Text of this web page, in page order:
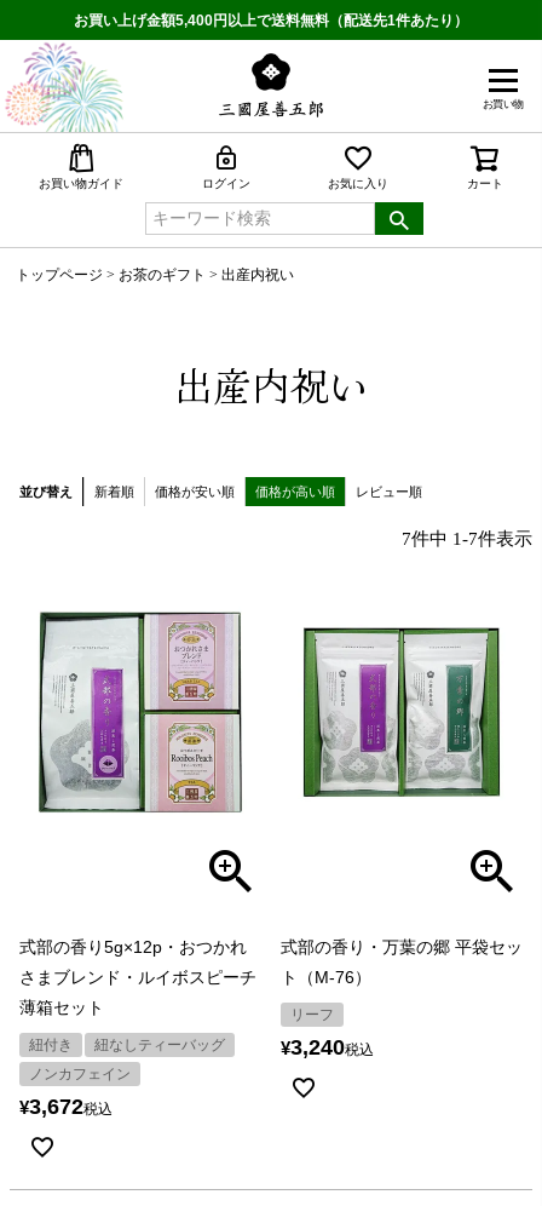
お買い上げ金額5,400円以上で送料無料（配送先1件あたり）
お買い物
お買い物ガイド ログイン お気に入り カート
トップページ お茶のギフト 出産内祝い
出産内祝い
並び替え 新着順 価格が安い順 価格が高い順 レビュー順
7件中 1-7件表示
式部の香り5g×12p・おつかれ
さまブレンド・ルイボスピーチ
薄箱セット
紐付き
紐なしティーバッグ
ノンカフェイン
¥3,672税込
式部の香り・万葉の郷 平袋セッ
ト（M-76）
リーフ
¥3,240税込